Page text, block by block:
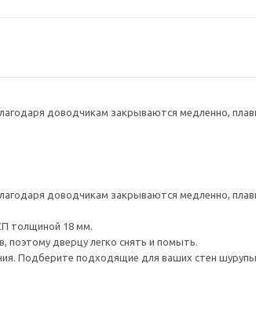
доводчикам закрываются медленно,
доводчикам закрываются медленно,
толщиной 18 мм.
поэтому дверцу легко снять и помыть.
Подберите подходящие для ваших стен